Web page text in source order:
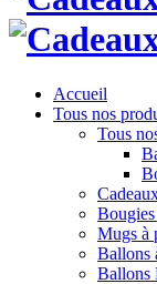
Accueil
Tous nos
Tous
Bougies
Mugs à
Ballons
Ballons